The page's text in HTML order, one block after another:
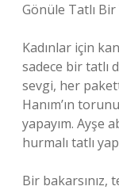
Gönüle Tatlı Bir
Kadınlar için
sadece bir tatlı
sevgi, her
Hanım’ın
yapayım. Ayşe
hurmalı tatlı
Bir bakarsınız,